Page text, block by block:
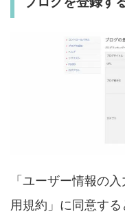
「ユーザー情報の
用規約」に同意す